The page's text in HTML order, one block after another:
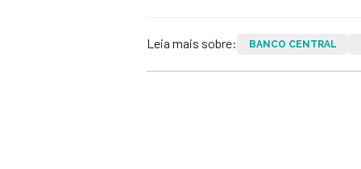
Leia mais sobre: BANCO CENTRAL